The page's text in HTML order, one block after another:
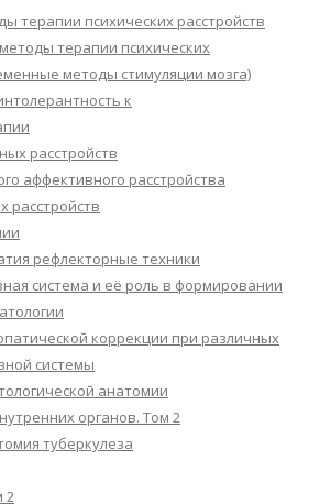
терапии психических расстройств
терапии психических
методы стимуляции мозга)
к
расстройств
аффективного расстройства
расстройств
рефлекторные техники
система и её роль в формировании
коррекции при различных
системы
анатомии
органов. Том 2
туберкулеза
2